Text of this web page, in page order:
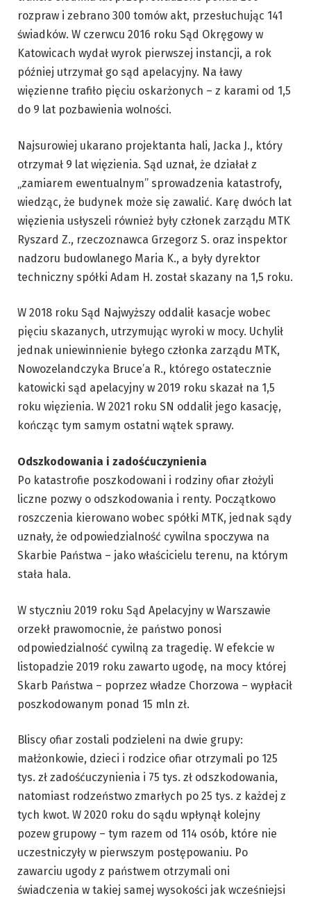
rozpraw i zebrano 300 tomów akt, przesłuchując 141
świadków. W czerwcu 2016 roku Sąd Okręgowy w
Katowicach wydał wyrok pierwszej instancji, a rok
później utrzymał go sąd apelacyjny. Na ławy
więzienne trafiło pięciu oskarżonych – z karami od 1,5
do 9 lat pozbawienia wolności.
Najsurowiej ukarano projektanta hali, Jacka J., który
otrzymał 9 lat więzienia. Sąd uznał, że działał z
„zamiarem ewentualnym” sprowadzenia katastrofy,
wiedząc, że budynek może się zawalić. Karę dwóch lat
więzienia usłyszeli również były członek zarządu MTK
Ryszard Z., rzeczoznawca Grzegorz S. oraz inspektor
nadzoru budowlanego Maria K., a były dyrektor
techniczny spółki Adam H. został skazany na 1,5 roku.
W 2018 roku Sąd Najwyższy oddalił kasacje wobec
pięciu skazanych, utrzymując wyroki w mocy. Uchylił
jednak uniewinnienie byłego członka zarządu MTK,
Nowozelandczyka Bruce’a R., którego ostatecznie
katowicki sąd apelacyjny w 2019 roku skazał na 1,5
roku więzienia. W 2021 roku SN oddalił jego kasację,
kończąc tym samym ostatni wątek sprawy.
Odszkodowania i zadośćuczynienia
Po katastrofie poszkodowani i rodziny ofiar złożyli
liczne pozwy o odszkodowania i renty. Początkowo
roszczenia kierowano wobec spółki MTK, jednak sądy
uznały, że odpowiedzialność cywilna spoczywa na
Skarbie Państwa – jako właścicielu terenu, na którym
stała hala.
W styczniu 2019 roku Sąd Apelacyjny w Warszawie
orzekł prawomocnie, że państwo ponosi
odpowiedzialność cywilną za tragedię. W efekcie w
listopadzie 2019 roku zawarto ugodę, na mocy której
Skarb Państwa – poprzez władze Chorzowa – wypłacił
poszkodowanym ponad 15 mln zł.
Bliscy ofiar zostali podzieleni na dwie grupy:
małżonkowie, dzieci i rodzice ofiar otrzymali po 125
tys. zł zadośćuczynienia i 75 tys. zł odszkodowania,
natomiast rodzeństwo zmarłych po 25 tys. z każdej z
tych kwot. W 2020 roku do sądu wpłynął kolejny
pozew grupowy – tym razem od 114 osób, które nie
uczestniczyły w pierwszym postępowaniu. Po
zawarciu ugody z państwem otrzymali oni
świadczenia w takiej samej wysokości jak wcześniejsi